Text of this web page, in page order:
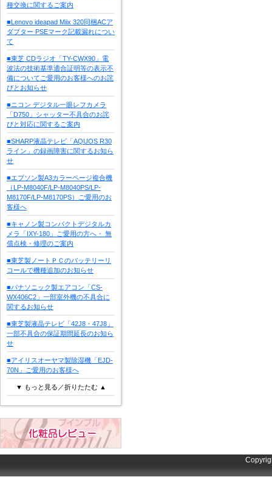
種交換に関するご案内
■Lenovo ideapad Miix 320同梱ACア
ダプター PSEマーク記載漏れについ
て
■東芝 CDラジオ「TY-CWX90」電
波法の技術基準適合証明等の表示不
備についてご愛用のお客様へのお詫
びとお知らせ
■ニコン デジタル一眼レフカメラ
「D750」シャッター不具合のお詫
びと対応に関するご案内
■SHARP液晶テレビ「AQUOS R30
ライン」の録画障害に関するお知ら
せ
■エプソン製A3カラーページ複合機
（LP-M8040F/LP-M8040PS/LP-
M8170F/LP-M8170PS）ご愛用のお
客様へ
■キャノン製コンパクトデジタルカ
メラ「IXY-180」ご愛用の方へ・ 無
償点検・修理のご案内
■東芝製ノートＰＣのバッテリーリ
コールで機種追加のお知らせ
■パナソニック製エアコン「CS-
WX406C2」一部室外機の不具合に
関するお知らせ
■東芝製液晶テレビ「42J8・47J8」
一部不具合の保証期間延長のお知ら
せ
■アイリスオーヤマ製除湿機「EJD-
70N」ご愛用のお客様へ
▼ もっと見る／折りたたむ ▲